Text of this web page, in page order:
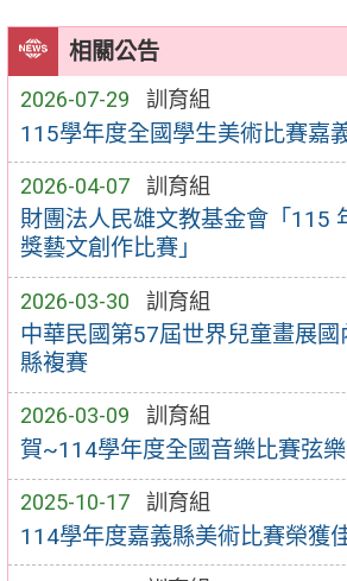
相關公告
2026-07-29 訓育組
115學年度全國學生美術比賽嘉
2026-04-07 訓育組
財團法人民雄文教基金會「115
獎藝文創作比賽」
2026-03-30 訓育組
中華民國第57屆世界兒童畫展
縣複賽
2026-03-09 訓育組
賀~114學年度全國音樂比賽弦
2025-10-17 訓育組
114學年度嘉義縣美術比賽榮獲